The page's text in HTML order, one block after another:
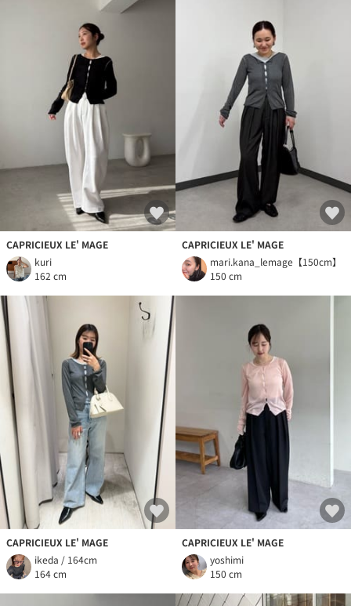
CAPRICIEUX LE' MAGE
kuri
162 cm
CAPRICIEUX LE' MAGE
mari.kana_lemage【150cm】
150 cm
CAPRICIEUX LE' MAGE
ikeda / 164cm
164 cm
CAPRICIEUX LE' MAGE
yoshimi
150 cm